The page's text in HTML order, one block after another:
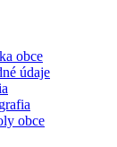
obce
údaje
obce